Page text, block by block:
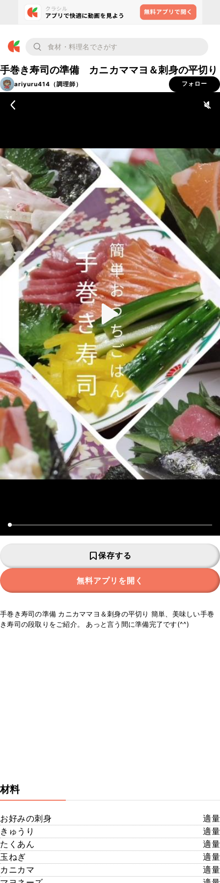
手巻き寿司の準備 カニカママヨ＆刺身の平切り
ariyuru414（調理師） フォロー
保存する
無料アプリを開く
手巻き寿司の準備 カニカママヨ＆刺身の平切り 簡単、美味しい手巻
き寿司の段取りをご紹介。 あっと言う間に準備完了です(^^)
材料
お好みの刺身
適量
きゅうり
適量
たくあん
適量
玉ねぎ
適量
カニカマ
適量